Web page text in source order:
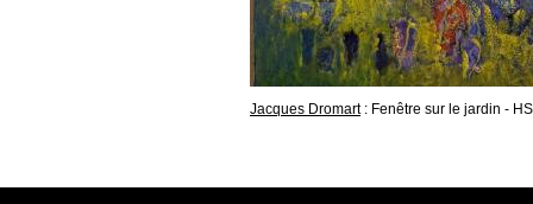
Jacques Dromart: Fenêtre sur le jardin -